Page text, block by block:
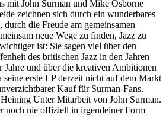
mit John Surman und Mike Osborne
zeichnen sich durch ein wunderbares
die Freude am gemeinsamen
neue Wege zu finden, Jazz zu
ist: Sie sagen viel über den
des britischen Jazz in den Jahren
Jahre und über die kreativen Ambitionen
seine erste LP derzeit nicht auf dem Markt
Kauf für Surman-Fans.
Unter Mitarbeit von John Surman.
noch nie offiziell in irgendeiner Form